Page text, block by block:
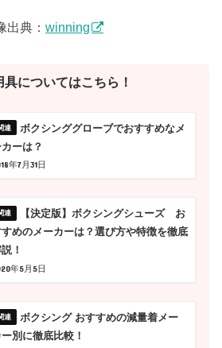
出典： winning
についてはこちら！
ボクシンググローブでおすすめなメ
ーは？
年7月31日
【決定版】ボクシングシューズ お
すめのメーカーは？選び方や特徴を徹底
！
年5月5日
ボクシング おすすめの減量着メー
ー別に徹底比較！